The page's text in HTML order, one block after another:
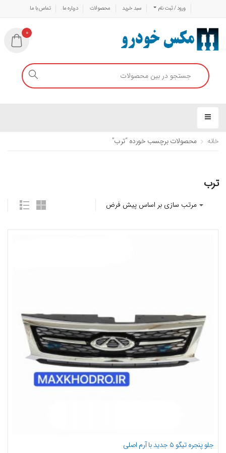
ورود / ثبت نام سبد خرید محصولات درباره ما تماس با ما
0
خانه محصولات برچسب خورده “ترب”
ترب
جلو پنجره تیگو ۵ جدید با آرم اصلی